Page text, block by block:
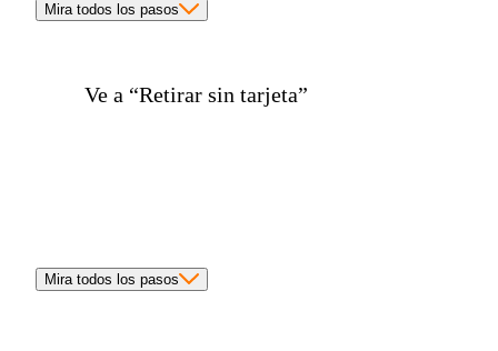
Mira todos los pasos
Ve a “Retirar sin tarjeta”
Mira todos los pasos